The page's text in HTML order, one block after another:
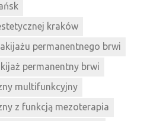
kraków
permanentnego brwi
permanentny brwi
multifunkcyjny
z funkcją mezoterapia